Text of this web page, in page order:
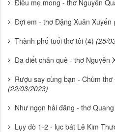
Điều mẹ mong - thơ Nguyễn
Đợi em - thơ Đặng Xuân Xuyến
Thành phố tuổi thơ tôi (4) (25/
Da diết chân quê - thơ Nguyễn
Rượu say cùng bạn - Chùm
(22/03/2023)
Như ngọn hải đăng - thơ
Lụy đò 1-2 - lục bát Lê Kim